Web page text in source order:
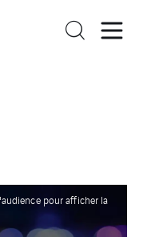
pour afficher la